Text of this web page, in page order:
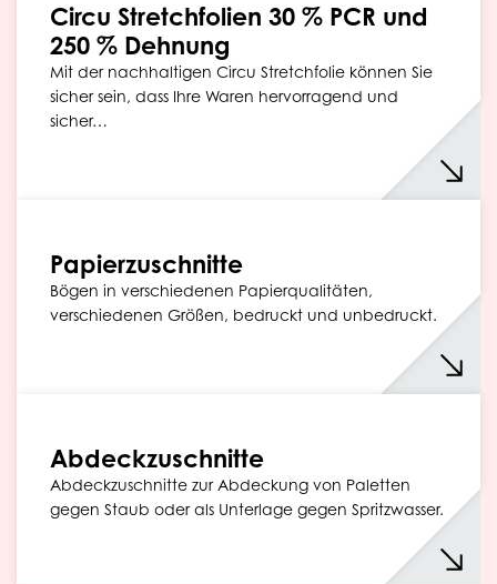
Circu Stretchfolien 30 % PCR und
250 % Dehnung
Mit der nachhaltigen Circu Stretchfolie können Sie
sicher sein, dass Ihre Waren hervorragend und
sicher…
Papierzuschnitte
Bögen in verschiedenen Papierqualitäten,
verschiedenen Größen, bedruckt und unbedruckt.
Abdeckzuschnitte
Abdeckzuschnitte zur Abdeckung von Paletten
gegen Staub oder als Unterlage gegen Spritzwasser.